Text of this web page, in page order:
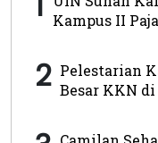
Kampus II
2 Pelestarian
Besar KKN